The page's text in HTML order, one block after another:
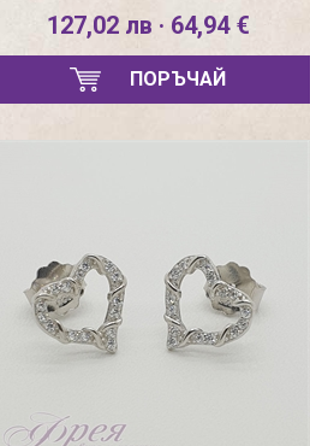
127,02 лв · 64,94 €
ПОРЪЧАЙ